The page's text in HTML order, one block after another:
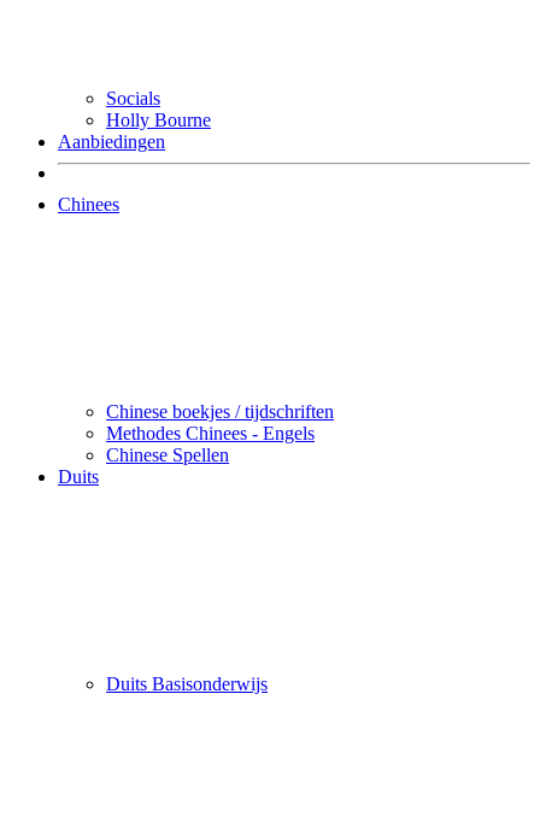
Socials
Holly Bourne
Aanbiedingen
Chinees
Chinese boekjes / tijdschriften
Methodes Chinees - Engels
Chinese Spellen
Duits
Duits Basisonderwijs